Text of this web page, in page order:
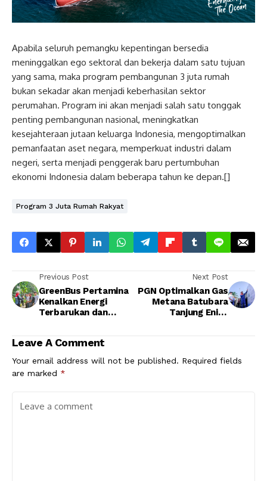
Apabila seluruh pemangku kepentingan bersedia
meninggalkan ego sektoral dan bekerja dalam satu tujuan
yang sama, maka program pembangunan 3 juta rumah
bukan sekadar akan menjadi keberhasilan sektor
perumahan. Program ini akan menjadi salah satu tonggak
penting pembangunan nasional, meningkatkan
kesejahteraan jutaan keluarga Indonesia, mengoptimalkan
pemanfaatan aset negara, memperkuat industri dalam
negeri, serta menjadi penggerak baru pertumbuhan
ekonomi Indonesia dalam beberapa tahun ke depan.[]
Program 3 Juta Rumah Rakyat
Previous Post
GreenBus Pertamina
Kenalkan Energi
Terbarukan dan
Kemayoran
Next Post
PGN Optimalkan Gas
Metana Batubara
Tanjung Enim,
Leave A Comment
Your email address will not be published. Required fields
are marked *